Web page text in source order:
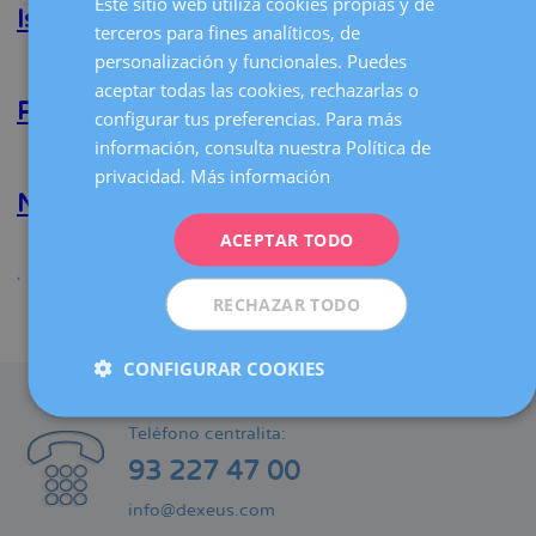
la
navegación
F.
Rodríguez
Matera
Isela E. Bañuelos Martinez
Lee mássobre
Isela
Bañuelos
Martinez
Piotr Sokol
Lee más sobre
Piotr
Nikolaos Polyzos
sobre
Nikolaos
Polyzos
Teléfono centralita:
93 227 47 00
info@dexeus.com
terceros para fines analíticos, de
personalización y funcionales. Puedes
aceptar todas las cookies, rechazarlas o
configurar tus preferencias. Para más
información, consulta nuestra Política de
privacidad. Más información
ACEPTAR TODO
RECHAZAR TODO
CONFIGURAR COOKIES